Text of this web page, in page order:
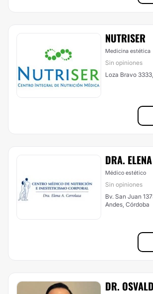
NUTRISER
Medicina estética
Sin opiniones
Loza Bravo
DRA.
Médico estético
Sin opiniones
Bv. San Juan
Andes, Córdoba
DR.